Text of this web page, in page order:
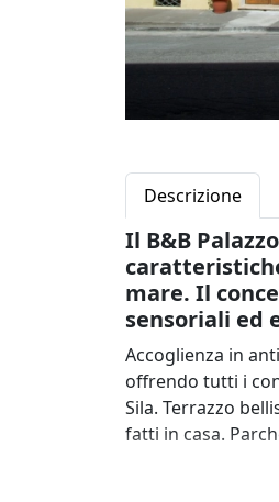
Descrizione
Il B&B
mare. Il
sensoriali ed
Accoglienza in
offrendo tutti i
Sila. Terrazzo
fatti in casa.